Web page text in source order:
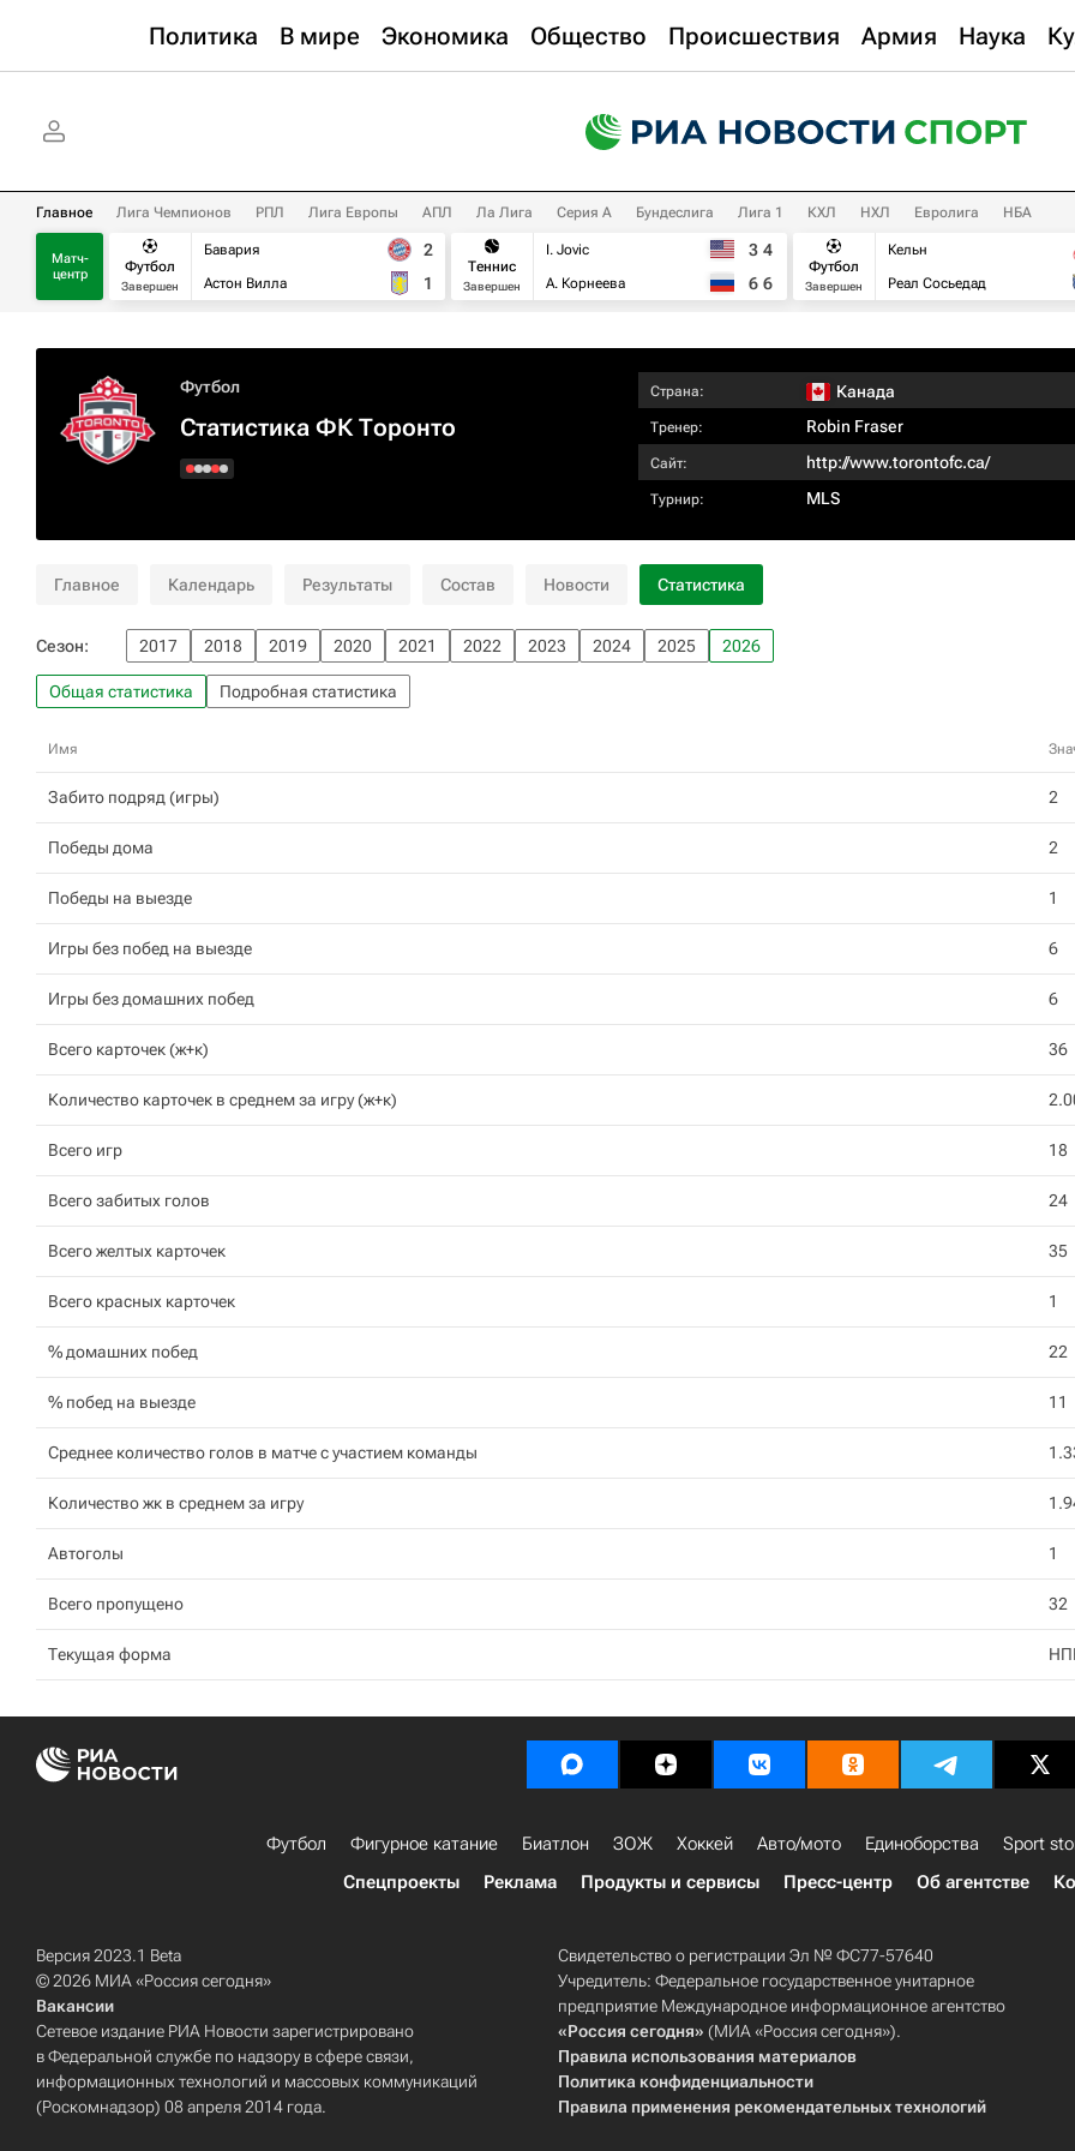
Политика В мире Экономика Общество Происшествия Армия Наука
Главное Лига Чемпионов РПЛ Лига Европы АПЛ Ла Лига Серия А Бундеслига Лига 1 КХЛ НХЛ Евролига НБА
Матч-
центр
Футбол
Завершен
Бавария
Астон Вилла
2
1
Теннис
Завершен
I. Jovic
А. Корнеева
3 4
6 6
Футбол
Завершен
Кельн
Реал Сосьедад
Футбол
Статистика ФК Торонто
Страна: Канада
Тренер: Robin Fraser
Сайт: http://www.torontofc.ca/
Турнир: MLS
Главное Календарь Результаты Состав Новости Статистика
Сезон: 2017 2018 2019 2020 2021 2022 2023 2024 2025 2026
Общая статистика Подробная статистика
Имя
Забито подряд (игры) 2
Победы дома 2
Победы на выезде 1
Игры без побед на выезде 6
Игры без домашних побед 6
Всего карточек (ж+к) 36
Количество карточек в среднем за игру (ж+к)
Всего игр 18
Всего забитых голов 24
Всего желтых карточек 35
Всего красных карточек 1
% домашних побед 22
% побед на выезде 11
Среднее количество голов в матче с участием команды
Количество жк в среднем за игру
Автоголы 1
Всего пропущено 32
Текущая форма
Футбол Фигурное катание Биатлон ЗОЖ Хоккей Авто/мото Единоборства Sport
Спецпроекты
Реклама Продукты и сервисы Пресс-центр Об агентстве
Версия 2023.1 Beta
© 2026 МИА «Россия сегодня»
Вакансии
Сетевое издание РИА Новости зарегистрировано
в Федеральной службе по надзору в сфере связи,
информационных технологий и массовых коммуникаций
(Роскомнадзор) 08 апреля 2014 года.
Свидетельство о регистрации Эл № ФС77-57640
Учредитель: Федеральное государственное унитарное
предприятие Международное информационное агентство
«Россия сегодня» (МИА «Россия сегодня»).
Правила использования материалов
Политика конфиденциальности
Правила применения рекомендательных технологий